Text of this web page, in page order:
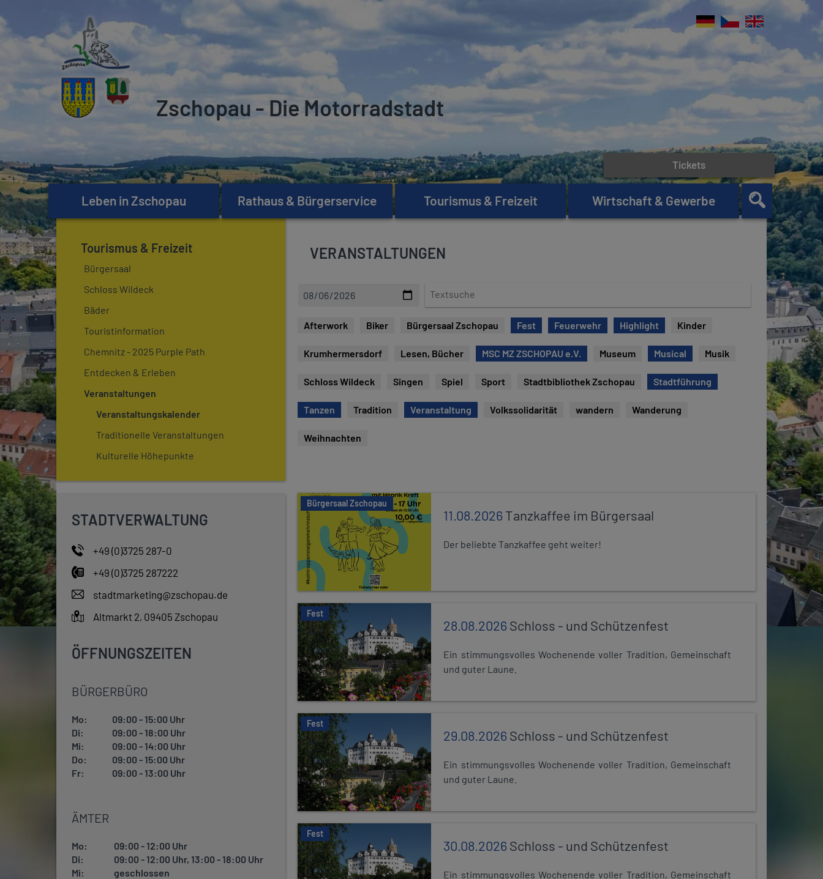
Zschopau - Die Motorradstadt
Leben in Zschopau Rathaus & Bürgerservice Tourismus & Freizeit Wirtschaft & Gewerbe
Tickets
Tourismus & Freizeit
Bürgersaal
Schloss Wildeck
Bäder
Touristinformation
Chemnitz - 2025 Purple Path
Entdecken & Erleben
Veranstaltungen
Veranstaltungskalender
Traditionelle Veranstaltungen
Kulturelle Höhepunkte
STADTVERWALTUNG
+49 (0)3725 287-0
+49 (0)3725 287222
stadtmarketing@zschopau.de
Altmarkt 2, 09405 Zschopau
ÖFFNUNGSZEITEN
BÜRGERBÜRO
Mo:
09:00 - 15:00 Uhr
Di:
09:00 - 18:00 Uhr
Mi:
09:00 - 14:00 Uhr
Do:
09:00 - 15:00 Uhr
Fr:
09:00 - 13:00 Uhr
ÄMTER
Mo:
09:00 - 12:00 Uhr
Di:
09:00 - 12:00 Uhr, 13:00 - 18:00 Uhr
Mi:
geschlossen
VERANSTALTUNGEN
t
u
Afterwork Biker Bürgersaal Zschopau Fest Feuerwehr Highlight Kinder
Krumhermersdorf Lesen, Bücher MSC MZ ZSCHOPAU e.V. Museum Musical Musik
Schloss Wildeck Singen Spiel Sport Stadtbibliothek Zschopau Stadtführung
Tanzen Tradition Veranstaltung Volkssolidarität wandern Wanderung
Weihnachten
Bürgersaal Zschopau
11.08.2026Tanzkaffee im Bürgersaal
Der beliebte Tanzkaffee geht weiter!
Fest
28.08.2026Schloss - und Schützenfest
Ein stimmungsvolles Wochenende voller Tradition, Gemeinschaft
und guter Laune.
Fest
29.08.2026Schloss - und Schützenfest
Ein stimmungsvolles Wochenende voller Tradition, Gemeinschaft
und guter Laune.
Fest
30.08.2026Schloss - und Schützenfest
Ein stimmungsvolles Wochenende voller Tradition, Gemeinschaft